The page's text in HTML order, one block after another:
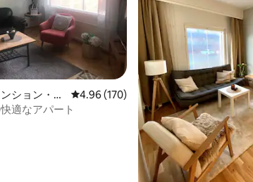
ション・ア
レビュー170件、5つ星中4.96つ星の
4.96 (170)
適なアパート